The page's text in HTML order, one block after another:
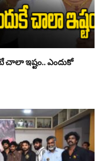
చాలా ఇష్టం.. ఎందుకో